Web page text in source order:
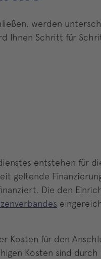
werden
Ihnen Schritt für
entstehen für
geltende
Die den
Kosten für den
Kosten sind